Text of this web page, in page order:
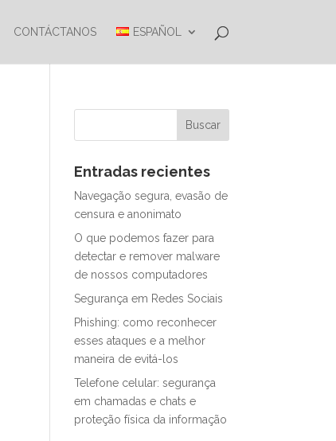
CONTÁCTANOS ESPAÑOL
Entradas recientes
Navegação segura, evasão de
censura e anonimato
O que podemos fazer para
detectar e remover malware
de nossos computadores
Segurança em Redes Sociais
Phishing: como reconhecer
esses ataques e a melhor
maneira de evitá-los
Telefone celular: segurança
em chamadas e chats e
proteção física da informação